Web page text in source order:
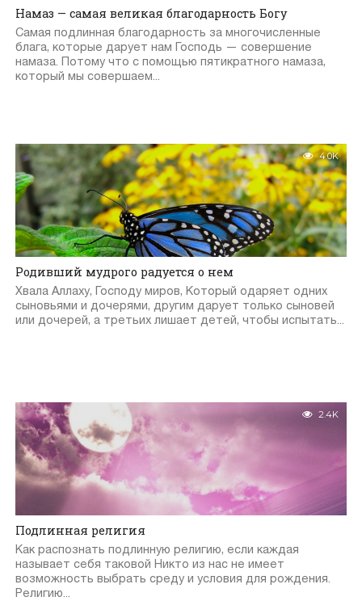
Намаз — самая великая благодарность Богу
Самая подлинная благодарность за многочисленные
блага, которые дарует нам Господь — совершение
намаза. Потому что с помощью пятикратного намаза,
который мы совершаем...
4.0K
Родивший мудрого радуется о нем
Хвала Аллаху, Господу миров, Который одаряет одних
сыновьями и дочерями, другим дарует только сыновей
или дочерей, а третьих лишает детей, чтобы испытать...
2.4K
Подлинная религия
Как распознать подлинную религию, если каждая
называет себя таковой Никто из нас не имеет
возможность выбрать среду и условия для рождения.
Религию...